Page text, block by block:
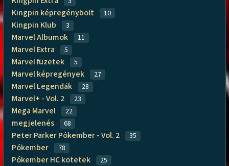
Kingpin képregénybolt 10
Kingpin Klub 3
Marvel Albumok 11
Marvel Extra 5
Marvel füzetek 5
Marvel képregények 27
Marvel Legendák 28
Marvel+ - Vol. 2 23
Mega Marvel 22
megjelenés 68
Peter Parker Pókember - Vol. 2 35
Pókember 78
Pókember HC kötetek 25